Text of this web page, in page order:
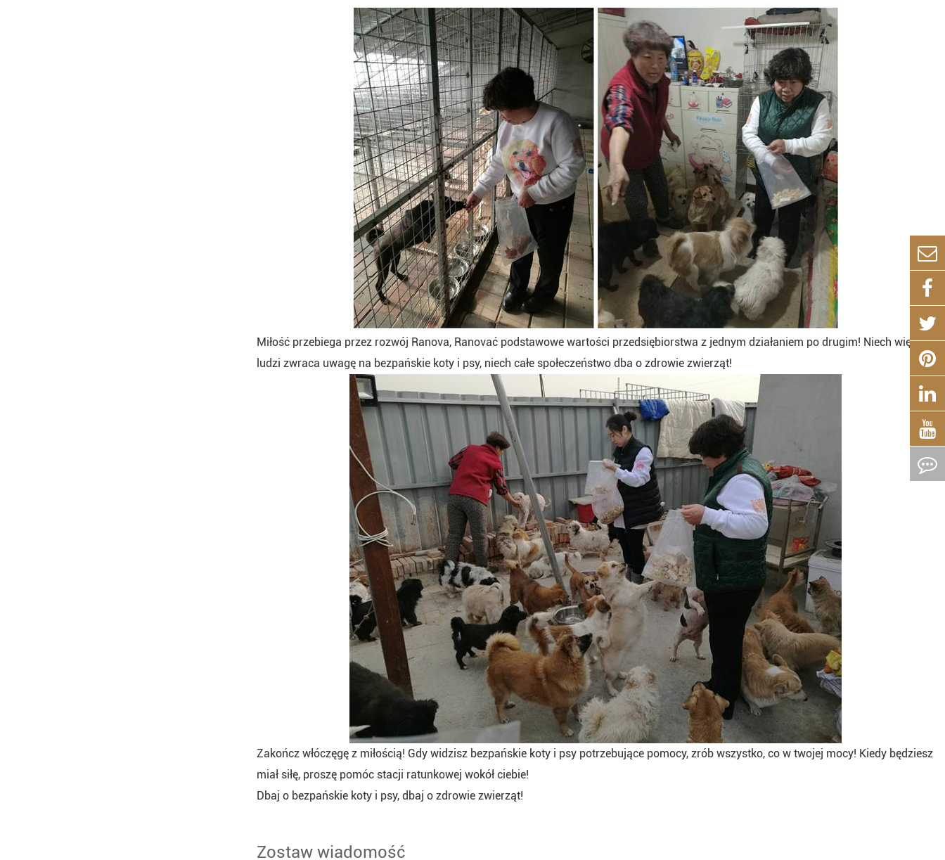
Miłość przebiega przez rozwój Ranova, Ranovać podstawowe wartości przedsiębiorstwa z jednym działaniem po drugim! Niech więcej
ludzi zwraca uwagę na bezpańskie koty i psy, niech całe społeczeństwo dba o zdrowie zwierząt!
Zakończ włóczęgę z miłością! Gdy widzisz bezpańskie koty i psy potrzebujące pomocy, zrób wszystko, co w twojej mocy! Kiedy będziesz
miał siłę, proszę pomóc stacji ratunkowej wokół ciebie!
Dbaj o bezpańskie koty i psy, dbaj o zdrowie zwierząt!
Zostaw wiadomość